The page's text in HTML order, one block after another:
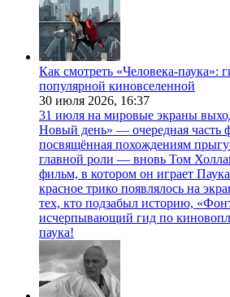
Как смотреть «Человека-паука»:
популярной киновселенной
30 июля 2026, 16:37
31 июля на мировые экраны
Новый день» — очередная часть
посвящённая похождениям
главной роли — вновь Том
фильм, в котором он играет
красное трико появлялось на
тех, кто подзабыл историю,
исчерпывающий гид по
паука!